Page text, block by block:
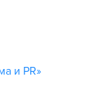
и PR»